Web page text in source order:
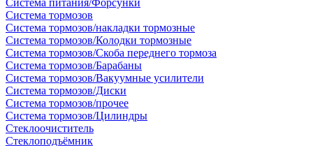
Система питания/Форсунки
Система тормозов
Система тормозов/накладки тормозные
Система тормозов/Колодки тормозные
Система тормозов/Скоба переднего тормоза
Система тормозов/Барабаны
Система тормозов/Вакуумные усилители
Система тормозов/Диски
Система тормозов/прочее
Система тормозов/Цилиндры
Стеклоочиститель
Стеклоподъёмник